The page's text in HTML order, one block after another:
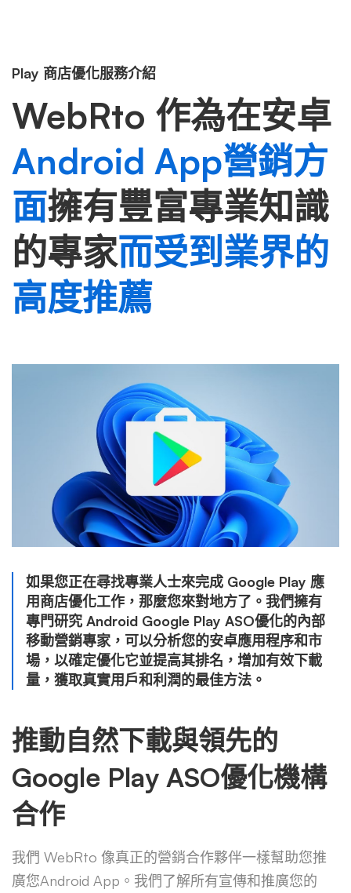
Play 商店優化服務介紹
WebRto 作為在安卓
Android App營銷方
面擁有豐富專業知識
的專家而受到業界的
高度推薦
如果您正在尋找專業人士來完成 Google Play 應
用商店優化工作，那麼您來對地方了。我們擁有
專門研究 Android Google Play ASO優化的內部
移動營銷專家，可以分析您的安卓應用程序和市
場，以確定優化它並提高其排名，增加有效下載
量，獲取真實用戶和利潤的最佳方法。
推動自然下載與領先的
Google Play ASO優化機構
合作
我們 WebRto 像真正的營銷合作夥伴一樣幫助您推
廣您Android App。我們了解所有宣傳和推廣您的